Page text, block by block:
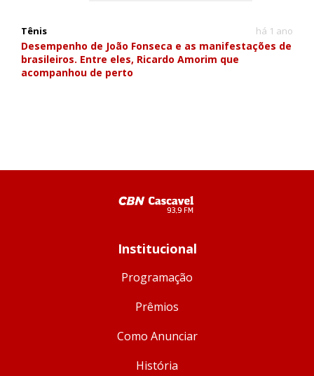
Tênis há 1 ano
Desempenho de João Fonseca e as manifestações de
brasileiros. Entre eles, Ricardo Amorim que
acompanhou de perto
Institucional
Programação
Prêmios
Como Anunciar
História